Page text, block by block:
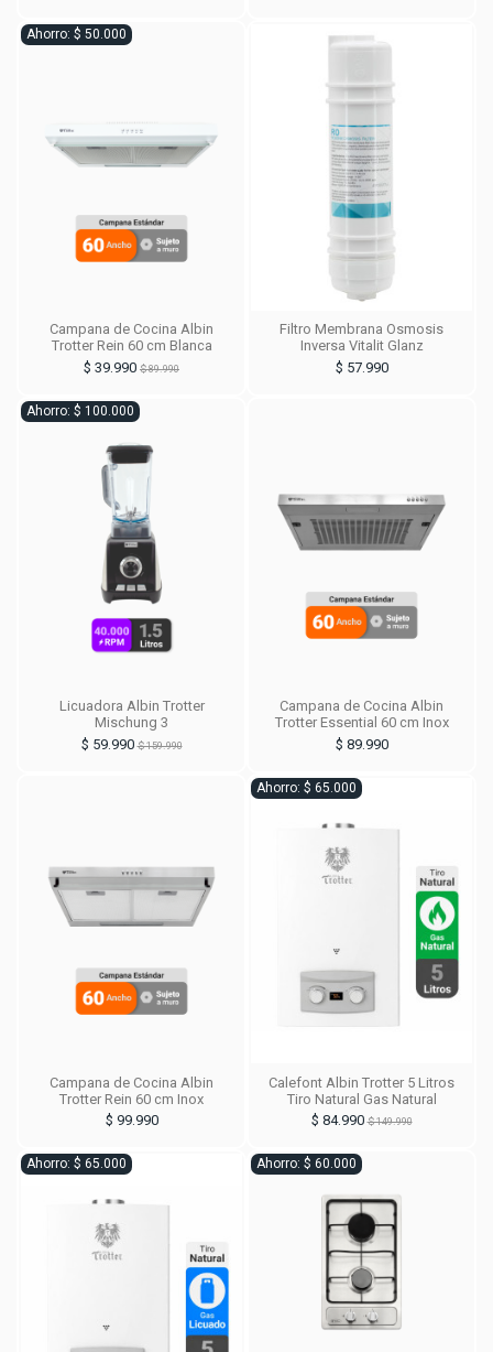
Ahorro: $ 50.000
Campana de Cocina Albin
Trotter Rein 60 cm Blanca
$ 39.990 $ 89.990
Filtro Membrana Osmosis
Inversa Vitalit Glanz
$ 57.990
Ahorro: $ 100.000
Licuadora Albin Trotter
Mischung 3
$ 59.990$ 159.990
Campana de Cocina Albin
Trotter Essential 60 cm Inox
$ 89.990
Campana de Cocina Albin
Trotter Rein 60 cm Inox
$ 99.990
Ahorro: $ 65.000
Calefont Albin Trotter 5 Litros
Tiro Natural Gas Natural
$ 84.990$ 149.990
Ahorro: $ 65.000 Ahorro: $ 60.000